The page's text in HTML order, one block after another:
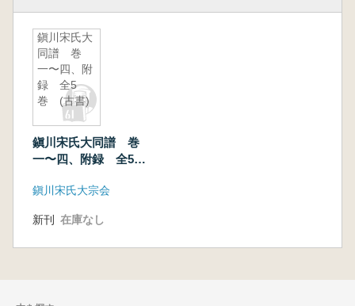
鎭川宋氏大
同譜 巻
一〜四、附
録 全5
巻 (古書)
鎭川宋氏大同譜 巻
一〜四、附録 全5
鎭川宋氏大宗会
新刊 在庫なし